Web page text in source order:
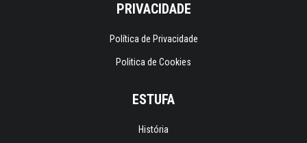
PRIVACIDADE
Política de Privacidade
Politica de Cookies
ESTUFA
História